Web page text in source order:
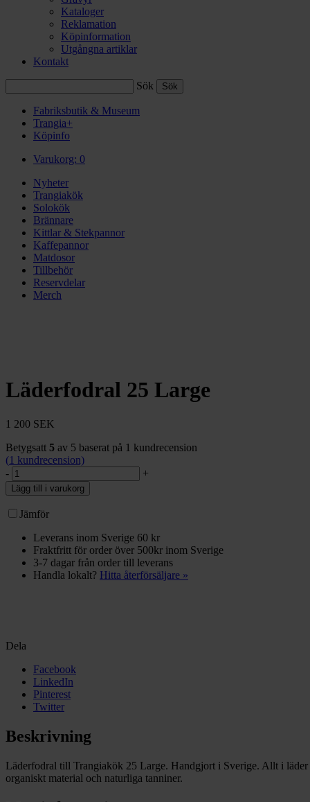
Kataloger
Reklamation
Köpinformation
Utgångna artiklar
Kontakt
Sök
Fabriksbutik & Museum
Trangia+
Köpinfo
Varukorg: 0
Nyheter
Trangiakök
Solokök
Brännare
Kittlar & Stekpannor
Kaffepannor
Matdosor
Tillbehör
Reservdelar
Merch
Läderfodral 25 Large
1 200 SEK
Betygsatt 5 av 5 baserat på 1 kundrecension
(1 kundrecension)
- Läderfodral
25
Large
mängd
+
Lägg till i varukorg
Jämför
Leverans inom Sverige 60 kr
Fraktfritt för order över 500kr inom Sverige
3-7 dagar från order till leverans
Handla lokalt? Hitta återförsäljare »
Dela
Facebook
LinkedIn
Pinterest
Twitter
Beskrivning
Läderfodral till Trangiakök 25 Large. Handgjort i Sverige. Allt i läder
organiskt material och naturliga tanniner.